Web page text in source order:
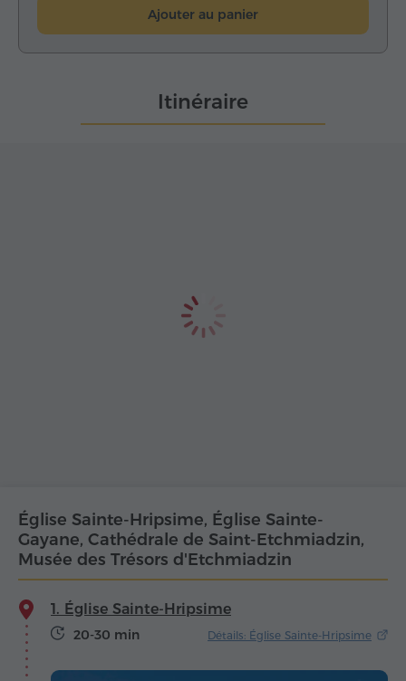
Ajouter au panier
Itinéraire
Église Sainte-Hripsime, Église Sainte-
Gayane, Cathédrale de Saint-Etchmiadzin,
Musée des Trésors d'Etchmiadzin
1. Église Sainte-Hripsime
20-30 min Détails: Église Sainte-Hripsime